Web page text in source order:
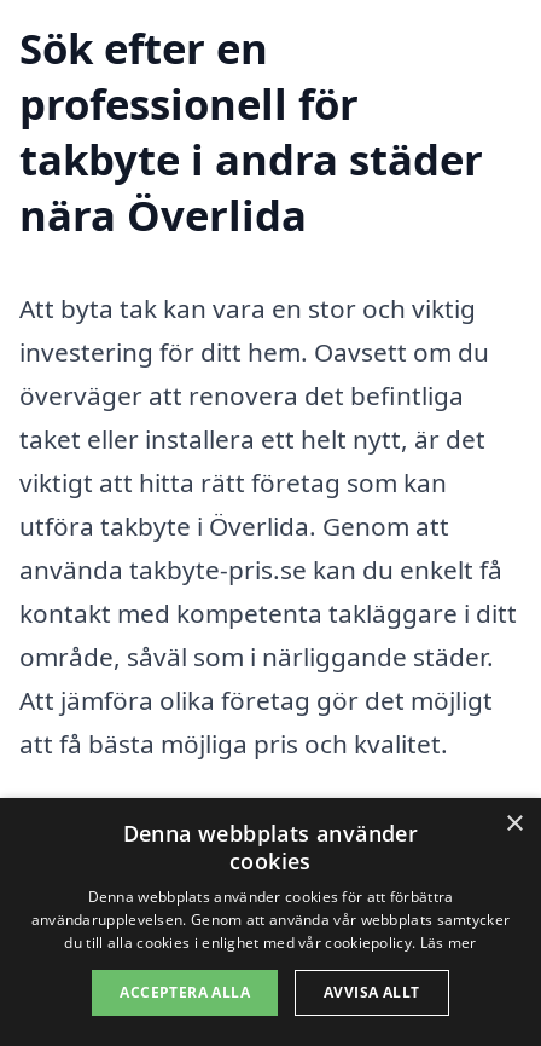
Sök efter en
professionell för
takbyte i andra städer
nära Överlida
Att byta tak kan vara en stor och viktig
investering för ditt hem. Oavsett om du
överväger att renovera det befintliga
taket eller installera ett helt nytt, är det
viktigt att hitta rätt företag som kan
utföra takbyte i Överlida. Genom att
använda takbyte-pris.se kan du enkelt få
kontakt med kompetenta takläggare i ditt
område, såväl som i närliggande städer.
Att jämföra olika företag gör det möjligt
att få bästa möjliga pris och kvalitet.
Det finns flera fördelar med att söka efter
takläggare i städer nära Överlida. Här är
några omkringliggande städer där du kan
hitta professionella takläggare:
×
Denna webbplats använder
cookies
Denna webbplats använder cookies för att förbättra
användarupplevelsen. Genom att använda vår webbplats samtycker
du till alla cookies i enlighet med vår cookiepolicy. Läs mer
ACCEPTERA ALLA AVVISA ALLT